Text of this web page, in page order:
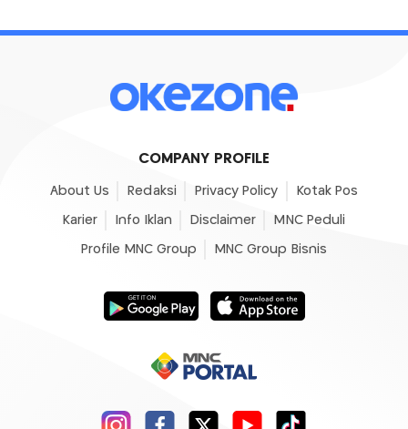
COMPANY PROFILE
About Us Redaksi Privacy Policy Kotak Pos
Karier Info Iklan Disclaimer MNC Peduli
Profile MNC Group MNC Group Bisnis